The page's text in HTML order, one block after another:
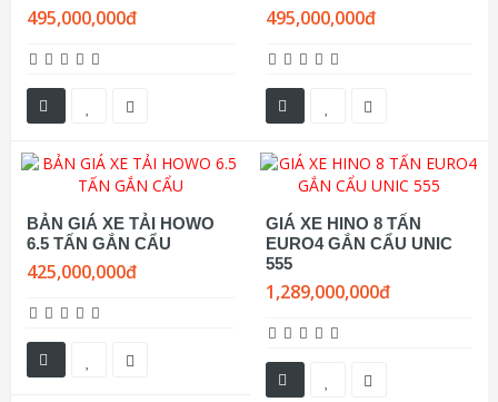
495,000,000đ 495,000,000đ
BẢN GIÁ XE TẢI HOWO
6.5 TẤN GẮN CẨU
425,000,000đ
GIÁ XE HINO 8 TẤN
EURO4 GẮN CẨU UNIC
555
1,289,000,000đ